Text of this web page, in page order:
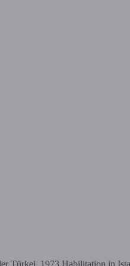
Türkei, 1973 Habilitation in